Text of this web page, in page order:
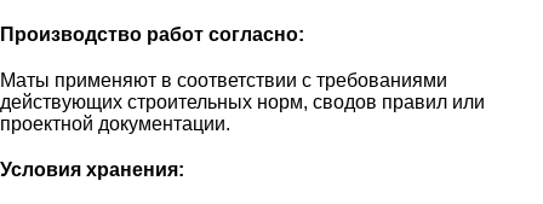
Производство работ согласно:
Маты применяют в соответствии с требованиями
действующих строительных норм, сводов правил или
проектной документации.
Условия хранения: